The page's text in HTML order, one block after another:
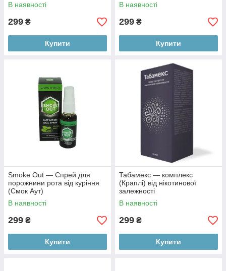
В наявності
299 ₴
Купити
В наявності
299 ₴
Купити
Smoke Out — Спрей для
порожнини рота від куріння
(Смок Аут)
В наявності
299 ₴
Купити
Табамекс — комплекс
(Краплі) від нікотинової
залежності
В наявності
299 ₴
Купити